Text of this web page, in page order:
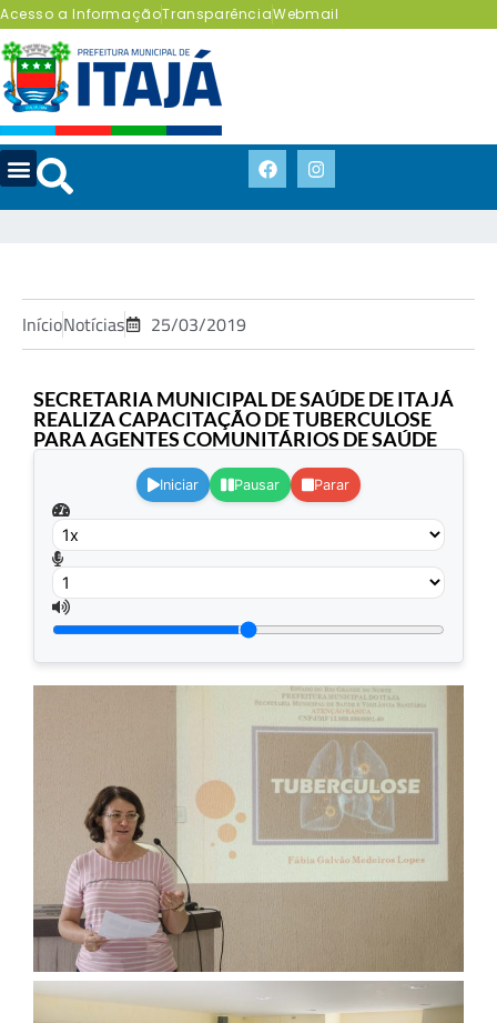
Acesso a InformaçãoTransparênciaWebmail
InícioNotícias 25/03/2019
SECRETARIA MUNICIPAL DE SAÚDE DE ITAJÁ
REALIZA CAPACITAÇÃO DE TUBERCULOSE
PARA AGENTES COMUNITÁRIOS DE SAÚDE
Iniciar Pausar Parar